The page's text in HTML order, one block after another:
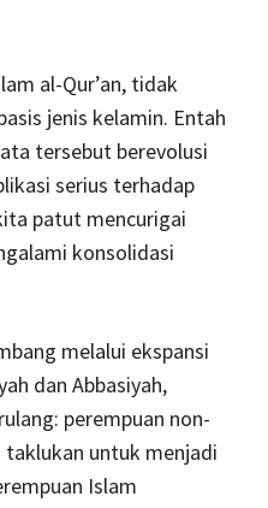
al-Qur’an, tidak
jenis kelamin. Entah
tersebut berevolusi
serius terhadap
patut mencurigai
konsolidasi
melalui ekspansi
dan Abbasiyah,
perempuan non-
untuk menjadi
Islam